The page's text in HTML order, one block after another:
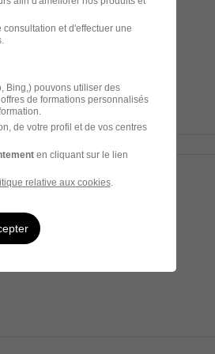
H/F
et d'effectuer une
Bing,) pouvons utiliser des
de formations personnalisés
de votre profil et de vos centres
en cliquant sur le lien
relative aux cookies.